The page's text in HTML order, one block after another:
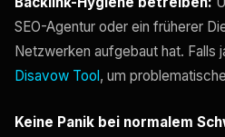
SEO-Agentur oder ein früherer
Netzwerken aufgebaut hat. Falls
Disavow Tool, um
Keine Panik bei normalem